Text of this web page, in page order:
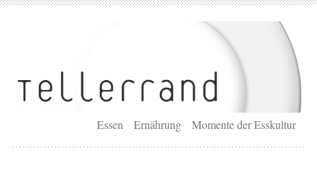
Essen Ernährung Momente der Esskultur